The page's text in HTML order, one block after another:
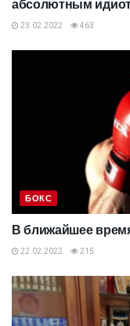
абсолютным
23.02.2022 463
БОКС
В ближайшее
22.02.2022 215